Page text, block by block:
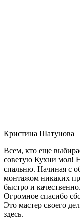
Кристина Шатунова
Всем, кто еще
советую Кухни мол!
спальню. Начиная с
монтажом никаких
быстро и
Огромное спасибо
Это мастер своего
здесь.